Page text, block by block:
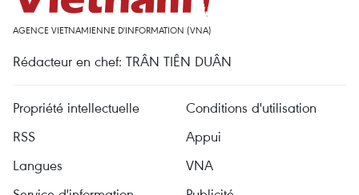
AGENCE VIETNAMIENNE D'INFORMATION (VNA)
Rédacteur en chef: TRÂN TIÊN DUÂN
Propriété intellectuelle
Conditions d'utilisation
RSS
Appui
Langues
VNA